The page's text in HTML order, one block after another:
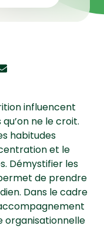
influencent
ne le croit.
habitudes
et le
Démystifier les
de prendre
Dans le cadre
organisationnelle